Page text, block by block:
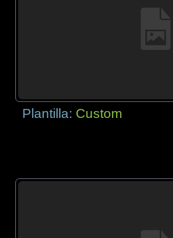
Plantilla: Custom